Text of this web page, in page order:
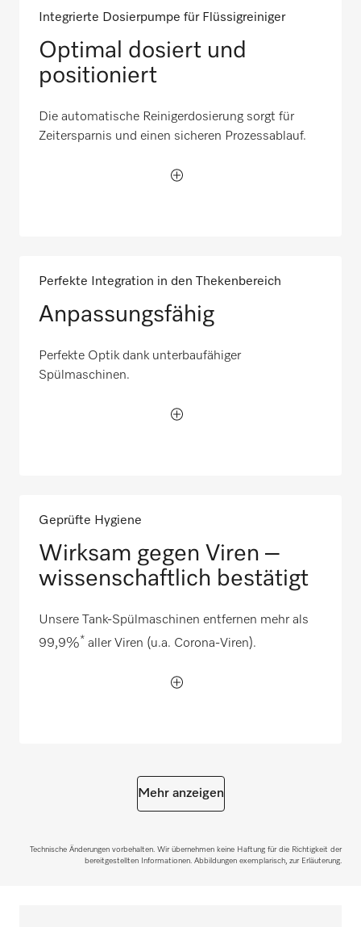
Integrierte Dosierpumpe für Flüssigreiniger
Optimal dosiert und
positioniert
Die automatische Reinigerdosierung sorgt für
Zeitersparnis und einen sicheren Prozessablauf.
Perfekte Integration in den Thekenbereich
Anpassungsfähig
Perfekte Optik dank unterbaufähiger
Spülmaschinen.
Geprüfte Hygiene
Wirksam gegen Viren –
wissenschaftlich bestätigt
Unsere Tank-Spülmaschinen entfernen mehr als
99,9%* aller Viren (u.a. Corona-Viren).
Mehr anzeigen
Technische Änderungen vorbehalten. Wir übernehmen keine Haftung für die Richtigkeit der
bereitgestellten Informationen. Abbildungen exemplarisch, zur Erläuterung.